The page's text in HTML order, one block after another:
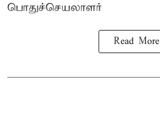
பொதுச்செயலாளர்
Read More